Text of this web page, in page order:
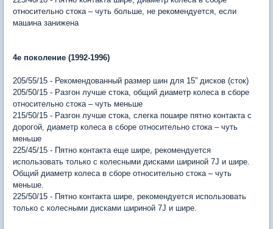
относительно стока – чуть больше, не рекомендуется, если
машина занижена
4е поколение (1992-1996)
205/55/15 - Рекомендованный размер шин для 15” дисков (сток)
205/50/15 - Разгон лучше стока, общий диаметр колеса в сборе
относительно стока – чуть меньше
215/50/15 - Разгон лучше стока, слегка пошире пятно контакта с
дорогой, диаметр колеса в сборе относительно стока – чуть
меньше
225/45/15 - Пятно контакта еще шире, рекомендуется
использовать только с колесными дисками шириной 7J и шире.
Общий диаметр колеса в сборе относительно стока – чуть
меньше.
225/50/15 - Пятно контакта шире, рекомендуется использовать
только с колесными дисками шириной 7J и шире.